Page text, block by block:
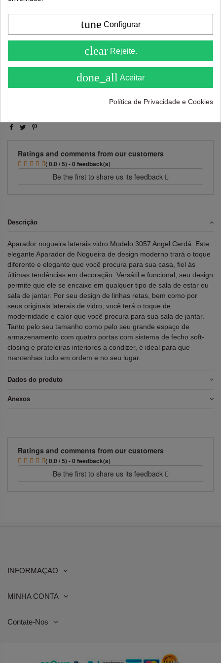
Adicionar ao carrinho
Ratings and comments from our customers
( 0.0 / 5) - 0 feedback(s)
Be the first to share us its feedback
Descrição
Aparador nogueira laterais vidro Modelo 3057 Angel Cerdá. Este
elegante Aparador de Nogueira de design moderno trará o toque
diferente e elegante que você procura para sua casa, fiel às
últimas tendências em decoração. Versátil e funcional, seu design
permite que ele se encaixe em qualquer tipo de sala de estar ou
sala de jantar. Por seu design de linhas retas, bem como por
seus originais laterais de vidro, você terá o toque de
modernidade e calor que você procura para sua sala de jantar.
Tanto pelo seu tamanho como pelo seu grande espaço de
armazenamento com quatro portas com sistema de fecho soft-
closing e prateleiras interiores a condizer, é ideal para que
mantenhas tudo em ordem e no seu lugar.
Dados do produto
Anexos
Ratings and comments from our customers
( 0.0 / 5) - 0 feedback(s)
Be the first to share us its feedback
INFORMAÇAO
MINHA CONTA
Contate-Nos
tune Configurar
clear Rejeite.
done_all Aceitar
Política de Privacidade e Cookies